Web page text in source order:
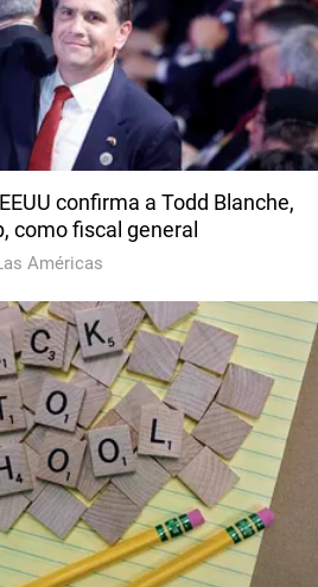
confirma a Todd Blanche,
como fiscal general
Américas